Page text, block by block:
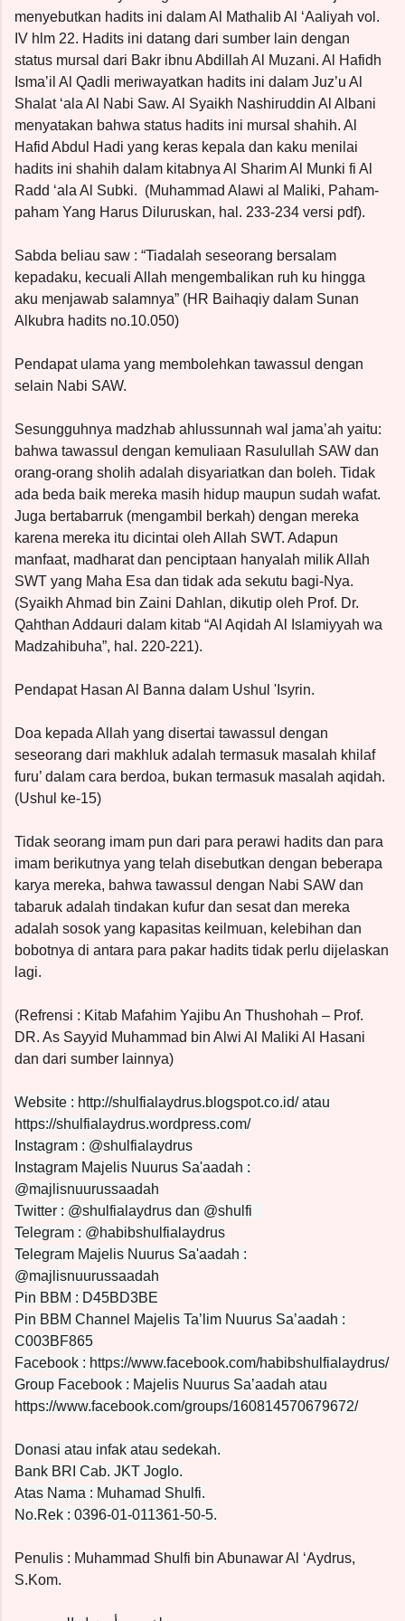
menyebutkan hadits ini dalam Al Mathalib Al ‘Aaliyah vol.
IV hlm 22. Hadits ini datang dari sumber lain dengan
status mursal dari Bakr ibnu Abdillah Al Muzani. Al Hafidh
Isma’il Al Qadli meriwayatkan hadits ini dalam Juz’u Al
Shalat ‘ala Al Nabi Saw. Al Syaikh Nashiruddin Al Albani
menyatakan bahwa status hadits ini mursal shahih. Al
Hafid Abdul Hadi yang keras kepala dan kaku menilai
hadits ini shahih dalam kitabnya Al Sharim Al Munki fi Al
Radd ‘ala Al Subki. (Muhammad Alawi al Maliki, Paham-
paham Yang Harus Diluruskan, hal. 233-234 versi pdf).
Sabda beliau saw : “Tiadalah seseorang bersalam
kepadaku, kecuali Allah mengembalikan ruh ku hingga
aku menjawab salamnya” (HR Baihaqiy dalam Sunan
Alkubra hadits no.10.050)
Pendapat ulama yang membolehkan tawassul dengan
selain Nabi SAW.
Sesungguhnya madzhab ahlussunnah wal jama’ah yaitu:
bahwa tawassul dengan kemuliaan Rasulullah SAW dan
orang-orang sholih adalah disyariatkan dan boleh. Tidak
ada beda baik mereka masih hidup maupun sudah wafat.
Juga bertabarruk (mengambil berkah) dengan mereka
karena mereka itu dicintai oleh Allah SWT. Adapun
manfaat, madharat dan penciptaan hanyalah milik Allah
SWT yang Maha Esa dan tidak ada sekutu bagi-Nya.
(Syaikh Ahmad bin Zaini Dahlan, dikutip oleh Prof. Dr.
Qahthan Addauri dalam kitab “Al Aqidah Al Islamiyyah wa
Madzahibuha”, hal. 220-221).
Pendapat Hasan Al Banna dalam Ushul 'Isyrin.
Doa kepada Allah yang disertai tawassul dengan
seseorang dari makhluk adalah termasuk masalah khilaf
furu’ dalam cara berdoa, bukan termasuk masalah aqidah.
(Ushul ke-15)
Tidak seorang imam pun dari para perawi hadits dan para
imam berikutnya yang telah disebutkan dengan beberapa
karya mereka, bahwa tawassul dengan Nabi SAW dan
tabaruk adalah tindakan kufur dan sesat dan mereka
adalah sosok yang kapasitas keilmuan, kelebihan dan
bobotnya di antara para pakar hadits tidak perlu dijelaskan
lagi.
(Refrensi : Kitab Mafahim Yajibu An Thushohah – Prof.
DR. As Sayyid Muhammad bin Alwi Al Maliki Al Hasani
dan dari sumber lainnya)
Website : http://shulfialaydrus.blogspot.co.id/ atau
https://shulfialaydrus.wordpress.com/
Instagram : @shulfialaydrus
Instagram Majelis Nuurus Sa'aadah :
@majlisnuurussaadah
Twitter : @shulfialaydrus dan @shulfi
Telegram : @habibshulfialaydrus
Telegram Majelis Nuurus Sa'aadah :
@majlisnuurussaadah
Pin BBM : D45BD3BE
Pin BBM Channel Majelis Ta’lim Nuurus Sa’aadah :
C003BF865
Facebook : https://www.facebook.com/habibshulfialaydrus/
Group Facebook : Majelis Nuurus Sa’aadah atau
https://www.facebook.com/groups/160814570679672/
Donasi atau infak atau sedekah.
Bank BRI Cab. JKT Joglo.
Atas Nama : Muhamad Shulfi.
No.Rek : 0396-01-011361-50-5.
Penulis : Muhammad Shulfi bin Abunawar Al ‘Aydrus,
S.Kom.